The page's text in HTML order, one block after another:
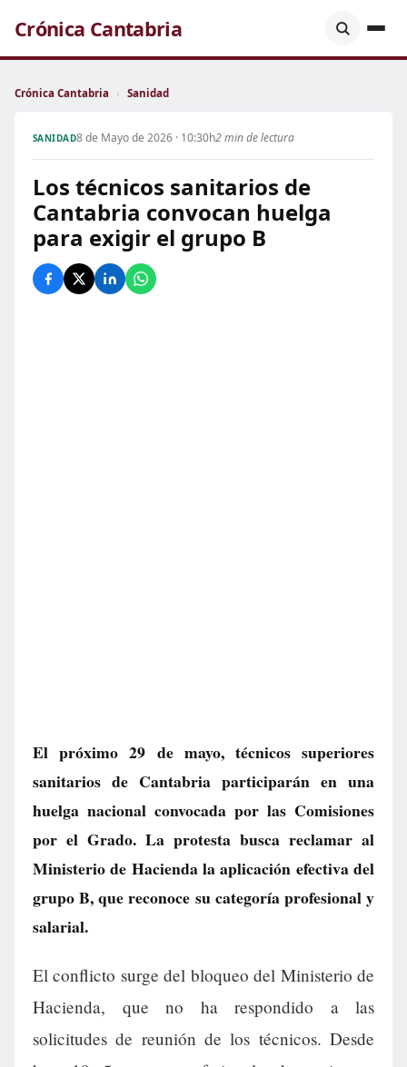
Crónica Cantabria
Crónica Cantabria › Sanidad
SANIDAD8 de Mayo de 2026 · 10:30h2 min de lectura
Los técnicos sanitarios de
Cantabria convocan huelga
para exigir el grupo B
El próximo 29 de mayo, técnicos superiores
sanitarios de Cantabria participarán en una
huelga nacional convocada por las Comisiones
por el Grado. La protesta busca reclamar al
Ministerio de Hacienda la aplicación efectiva del
grupo B, que reconoce su categoría profesional y
salarial.
El conflicto surge del bloqueo del Ministerio de
Hacienda, que no ha respondido a las
solicitudes de reunión de los técnicos. Desde